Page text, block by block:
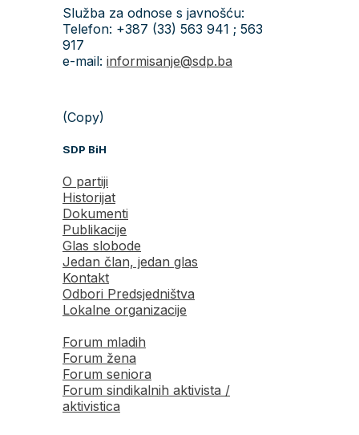
Služba za odnose s javnošću:
Telefon: +387 (33) 563 941 ; 563
917
e-mail: informisanje@sdp.ba
(Copy)
SDP BiH
O partiji
Historijat
Dokumenti
Publikacije
Glas slobode
Jedan član, jedan glas
Kontakt
Odbori Predsjedništva
Lokalne organizacije
Forum mladih
Forum žena
Forum seniora
Forum sindikalnih aktivista /
aktivistica